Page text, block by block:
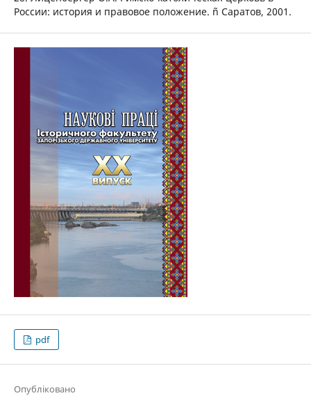
России: история и правовое положение. ñ Саратов, 2001.
pdf
Опубліковано